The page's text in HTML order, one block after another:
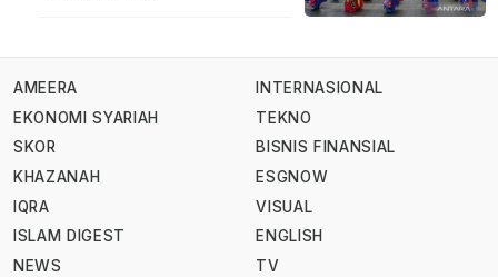
AMEERA
EKONOMI SYARIAH
SKOR
KHAZANAH
IQRA
ISLAM DIGEST
NEWS
INTERNASIONAL
TEKNO
BISNIS FINANSIAL
ESGNOW
VISUAL
ENGLISH
TV